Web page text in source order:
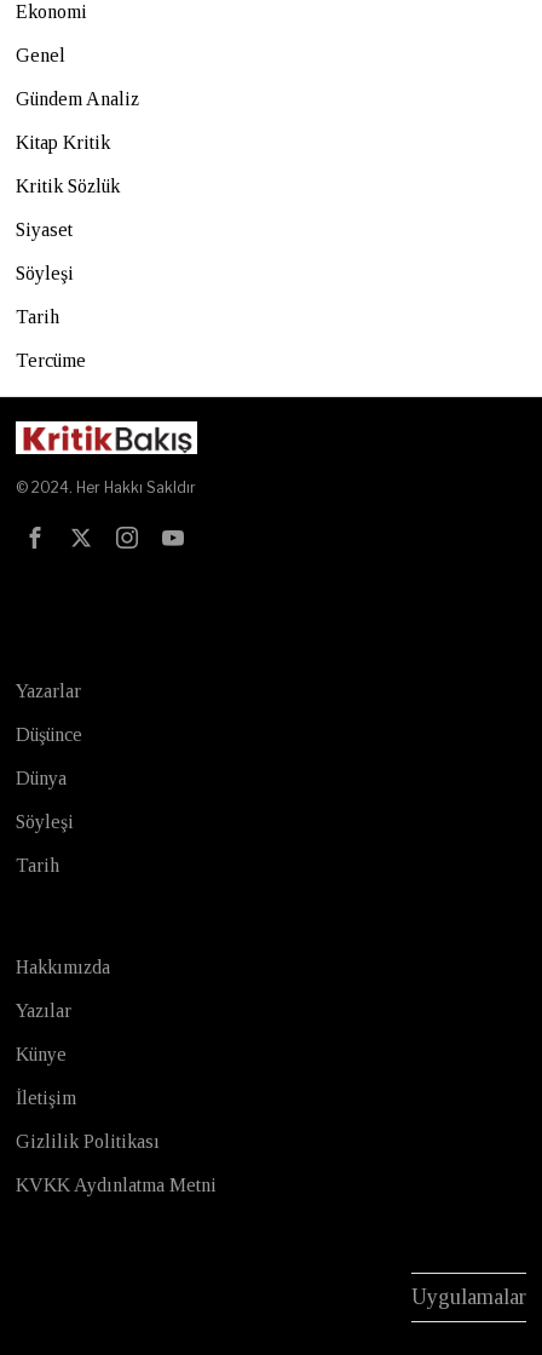
Ekonomi
Genel
Gündem Analiz
Kitap Kritik
Kritik Sözlük
Siyaset
Söyleşi
Tarih
Tercüme
© 2024. Her Hakkı Sakldır
Yazarlar
Düşünce
Dünya
Söyleşi
Tarih
Hakkımızda
Yazılar
Künye
İletişim
Gizlilik Politikası
KVKK Aydınlatma Metni
Uygulamalar